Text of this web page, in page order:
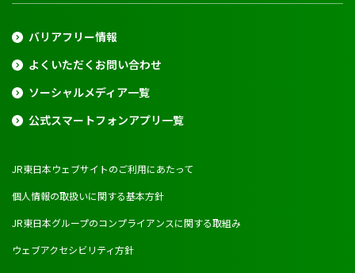
バリアフリー情報
よくいただくお問い合わせ
ソーシャルメディア一覧
公式スマートフォンアプリ一覧
JR東日本ウェブサイトのご利用にあたって
個人情報の取扱いに関する基本方針
JR東日本グループのコンプライアンスに関する取組み
ウェブアクセシビリティ方針